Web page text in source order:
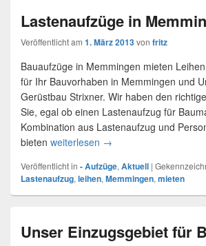
Lastenaufzüge in
Veröffentlicht am 1. März 2013von fritz
Bauaufzüge in Memmingen mieten
für Ihr Bauvorhaben in Memmingen und
Gerüstbau Strixner. Wir haben den
Sie, egal ob einen Lastenaufzug für
Kombination aus Lastenaufzug und
bieten weiterlesen Lastenaufzüge in
→
Veröffentlicht in - Aufzüge, Aktuell |
Lastenaufzug, leihen, Memmingen, mieten
Unser Einzugsgebiet für